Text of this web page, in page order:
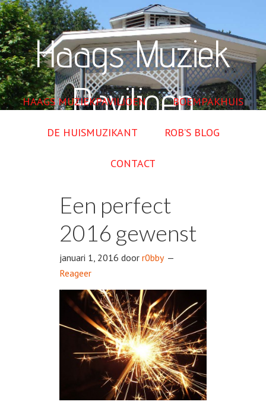
Haags Muziek
Paviljoen
HAAGS MUZIEKPAVILJOEN BOEMPAKHUIS
DE HUISMUZIKANT ROB’S BLOG
CONTACT
Een perfect
2016 gewenst
januari 1, 2016 door r0bby
Reageer